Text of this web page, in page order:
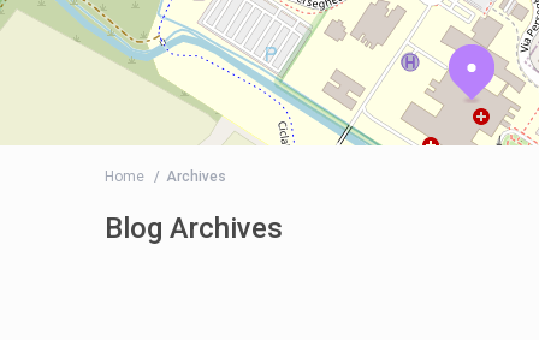
Home Archives
Blog Archives